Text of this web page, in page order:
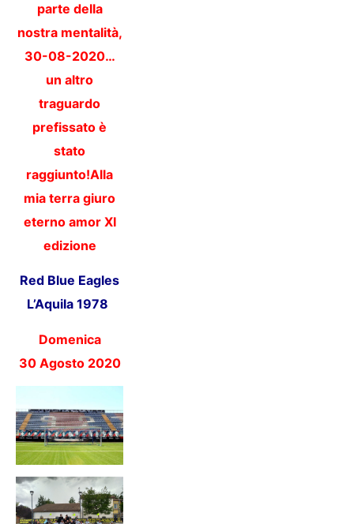
parte della
nostra mentalità,
30-08-2020…
un altro
traguardo
prefissato è
stato
raggiunto!Alla
mia terra giuro
eterno amor XI
edizione
Red Blue Eagles
L’Aquila 1978
Domenica
30Agosto 2020